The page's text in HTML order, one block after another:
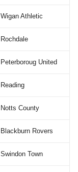
Wigan Athletic
Rochdale
Peterboroug United
Reading
Notts County
Blackburn Rovers
Swindon Town